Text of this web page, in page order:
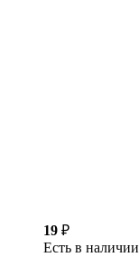
19 ₽
Есть в наличии